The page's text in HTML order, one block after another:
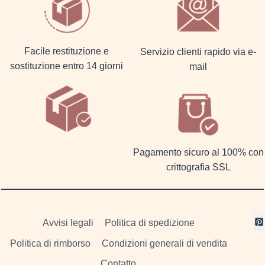
Facile restituzione e
sostituzione entro 14 giorni
Servizio clienti rapido via e-
mail
Pagamento sicuro al 100% con
crittografia SSL
Avvisi legali Politica di spedizione
Politica di rimborso Condizioni generali di vendita